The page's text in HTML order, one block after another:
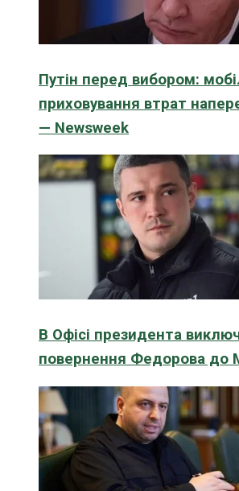
Путін перед вибором:
приховування втрат
— Newsweek
В Офісі президента
повернення Федорова до